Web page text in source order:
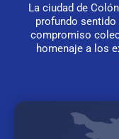
La ciudad de
profundo sentido
compromiso
homenaje a los